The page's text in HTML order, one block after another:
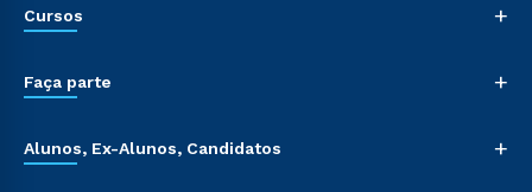
Cursos +
Faça parte +
Alunos, Ex-Alunos, Candidatos +